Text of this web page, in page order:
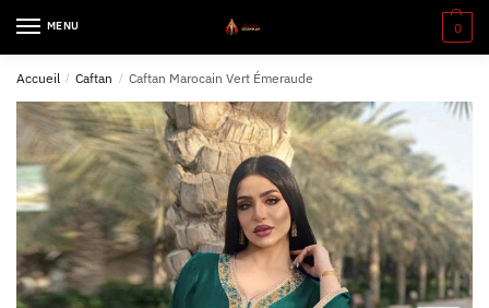
MENU 0
Accueil / Caftan / Caftan Marocain Vert Émeraude